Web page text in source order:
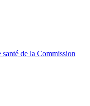
de la Commission